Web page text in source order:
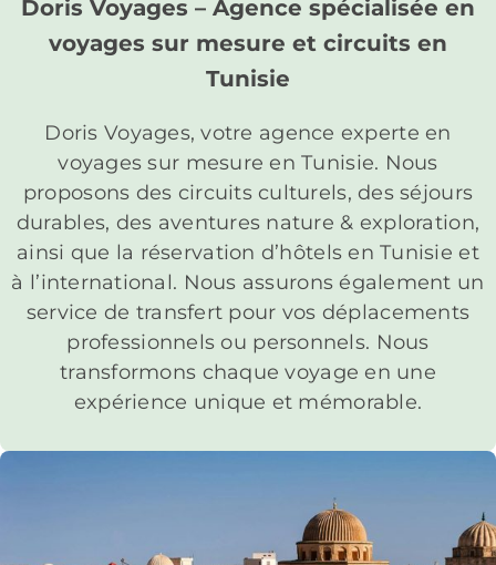
Doris Voyages – Agence spécialisée en
voyages sur mesure et circuits en
Tunisie
Doris Voyages, votre agence experte en
voyages sur mesure en Tunisie. Nous
proposons des circuits culturels, des séjours
durables, des aventures nature & exploration,
ainsi que la réservation d’hôtels en Tunisie et
à l’international. Nous assurons également un
service de transfert pour vos déplacements
professionnels ou personnels. Nous
transformons chaque voyage en une
expérience unique et mémorable.